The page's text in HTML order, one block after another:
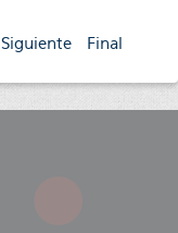
Siguiente Final